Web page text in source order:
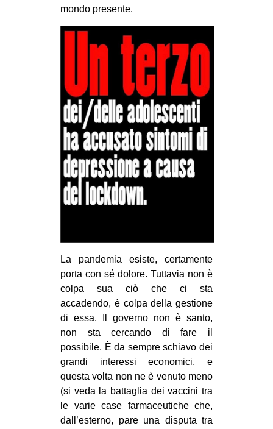
mondo presente.
La pandemia esiste, certamente
porta con sé dolore. Tuttavia non è
colpa sua ciò che ci sta
accadendo, è colpa della gestione
di essa. Il governo non è santo,
non sta cercando di fare il
possibile. È da sempre schiavo dei
grandi interessi economici, e
questa volta non ne è venuto meno
(si veda la battaglia dei vaccini tra
le varie case farmaceutiche che,
dall’esterno, pare una disputa tra